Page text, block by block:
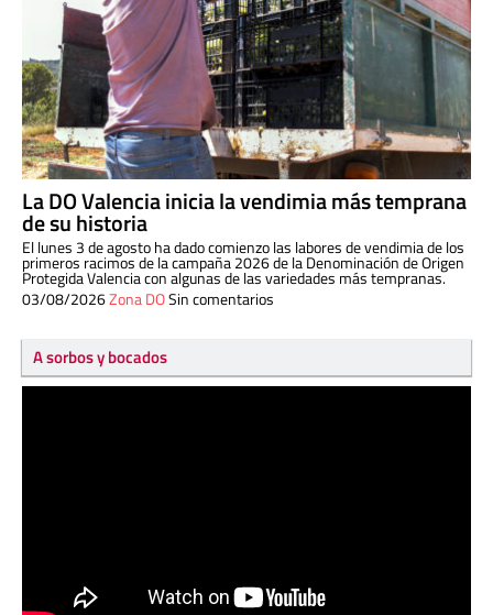
La DO Valencia inicia la vendimia más temprana
de su historia
El lunes 3 de agosto ha dado comienzo las labores de vendimia de los
primeros racimos de la campaña 2026 de la Denominación de Origen
Protegida Valencia con algunas de las variedades más tempranas.
03/08/2026Zona DOSin comentarios
A sorbos y bocados